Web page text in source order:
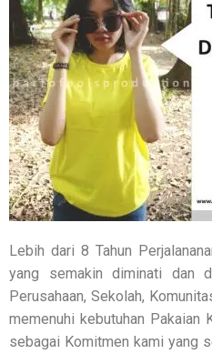
Lebih dari 8 Tahun
yang semakin diminati dan
Perusahaan, Sekolah,
memenuhi kebutuhan Pakaian
sebagai Komitmen kami yang